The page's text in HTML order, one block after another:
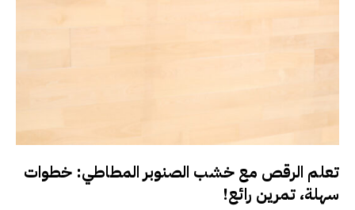
تعلم الرقص مع خشب الصنوبر المطاطي: خطوات
سهلة، تمرين رائع!